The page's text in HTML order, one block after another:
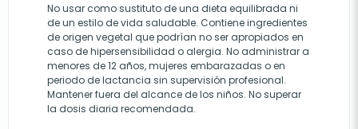
No usar como sustituto de una dieta equilibrada ni
de un estilo de vida saludable. Contiene ingredientes
de origen vegetal que podrían no ser apropiados en
caso de hipersensibilidad o alergia. No administrar a
menores de 12 años, mujeres embarazadas o en
periodo de lactancia sin supervisión profesional.
Mantener fuera del alcance de los niños. No superar
la dosis diaria recomendada.